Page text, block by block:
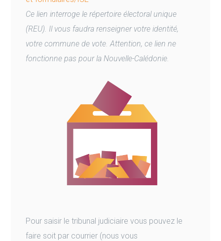
Ce lien interroge le répertoire électoral unique
(REU). Il vous faudra renseigner votre identité,
votre commune de vote. Attention, ce lien ne
fonctionne pas pour la Nouvelle-Calédonie.
Pour saisir le tribunal judiciaire vous pouvez le
faire soit par courrier (nous vous